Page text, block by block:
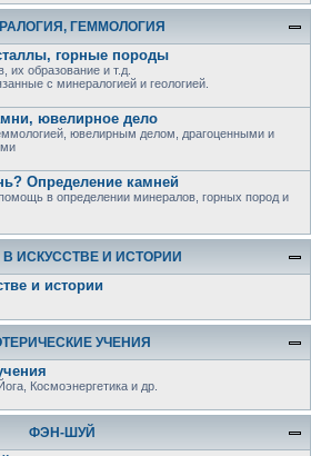
ГЕММОЛОГИЯ
горные породы
их образование и т.д.
с минералогией и геологией.
ювелирное дело
ювелирным делом, драгоценными и
Определение камней
в определении минералов, горных пород и
ИСКУССТВЕ И ИСТОРИИ
и истории
УЧЕНИЯ
Космоэнергетика и др.
ФЭН-ШУЙ